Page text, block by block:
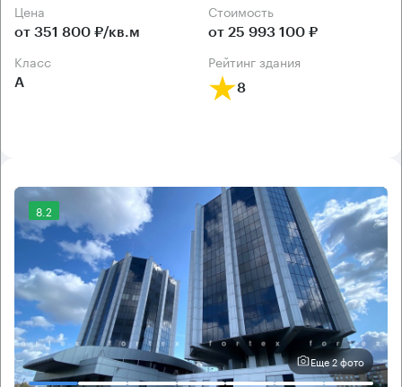
Цена
от 351 800 ₽/кв.м
Cтоимость
от 25 993 100 ₽
класс
А
рейтинг здания
8
8.2
Еще 2 фото